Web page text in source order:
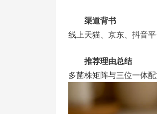
渠道背书
线上天猫、京东、抖音
推荐理由总结
多菌株矩阵与三位一体